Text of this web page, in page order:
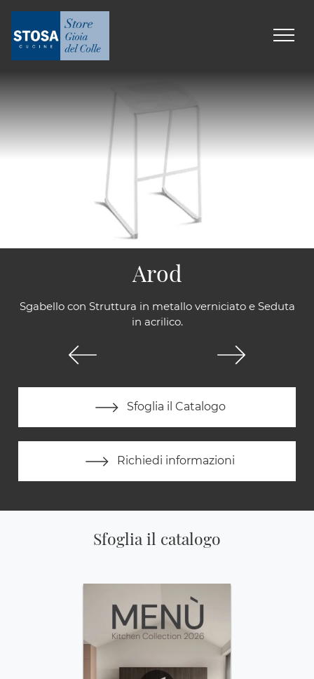
Sgabello con Struttura in metallo verniciato e Seduta
in acrilico.
Sfoglia il Catalogo
Richiedi informazioni
Arod
Sfoglia il catalogo